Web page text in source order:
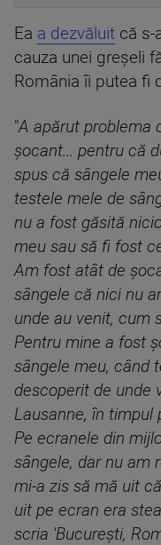
Ea a dezvăluit că s-
cauza unei greşeli
România îi putea fi
"A apărut problema
şocant... pentru că
spus că sângele
testele mele de
nu a fost găsită
meu sau să fi fost
Am fost atât de
sângele că nici nu
unde au venit, cum
Pentru mine a fost
sângele meu, când
descoperit de unde
Lausanne, în timpul
Pe ecranele din
sângele, dar nu am
mi-a zis să mă uit
uit pe ecran era
scria 'Bucureşti,